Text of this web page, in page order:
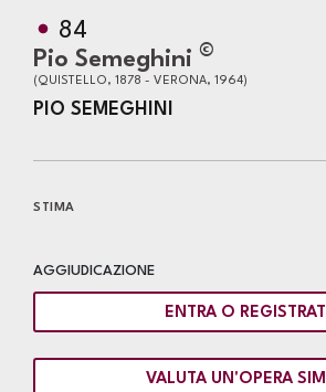
84
Pio Semeghini ©
(QUISTELLO, 1878 - VERONA, 1964)
PIO SEMEGHINI
STIMA
AGGIUDICAZIONE
ENTRA O REGISTRATI
VALUTA UN'OPERA